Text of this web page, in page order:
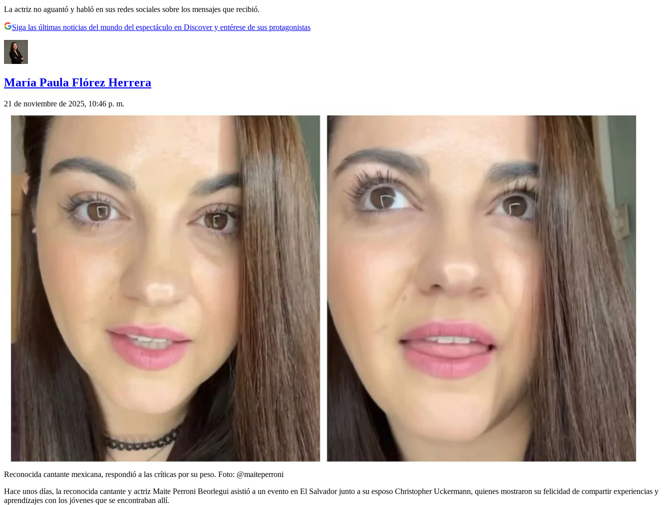
La actriz no aguantó y habló en sus redes sociales sobre los mensajes que recibió.
Siga las últimas noticias del mundo del espectáculo en Discover y entérese de sus protagonistas
María Paula Flórez Herrera
21 de noviembre de 2025, 10:46 p. m.
Reconocida cantante mexicana, respondió a las críticas por su peso. Foto: @maiteperroni
Hace unos días, la reconocida cantante y actriz Maite Perroni Beorlegui asistió a un evento en El Salvador junto a su esposo Christopher Uckermann, quienes mostraron su felicidad de compartir experiencias y
aprendizajes con los jóvenes que se encontraban allí.